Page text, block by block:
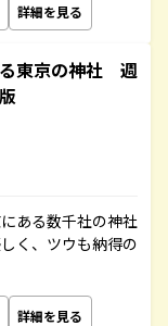
詳細を見る
東京の神社 週
ある数千社の神社
く、ツウも納得の
詳細を見る